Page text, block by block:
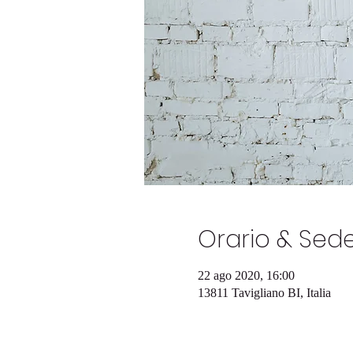
Orario &
22 ago 2020, 16:00
13811 Tavigliano BI, Italia